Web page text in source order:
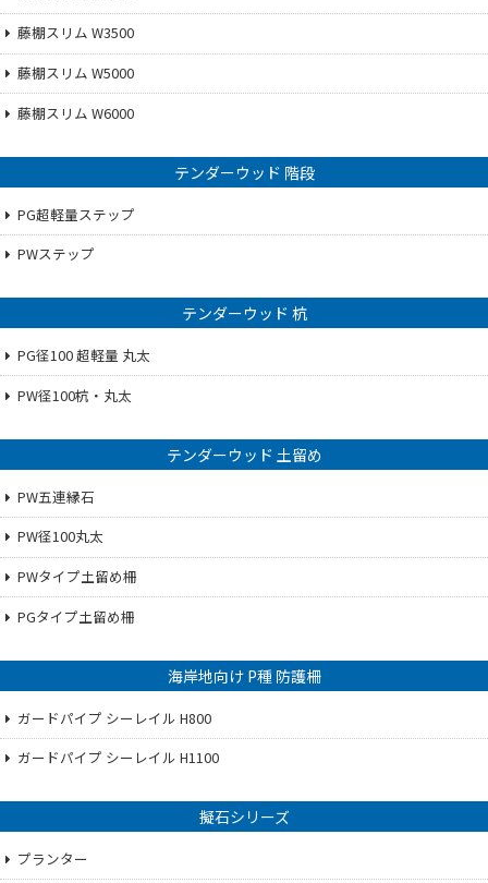
藤棚スリム W3500
藤棚スリム W5000
藤棚スリム W6000
テンダーウッド 階段
PG超軽量ステップ
PWステップ
テンダーウッド 杭
PG径100 超軽量 丸太
PW径100杭・丸太
テンダーウッド 土留め
PW五連縁石
PW径100丸太
PWタイプ土留め柵
PGタイプ土留め柵
海岸地向け P種 防護柵
ガードパイプ シーレイル H800
ガードパイプ シーレイル H1100
擬石シリーズ
プランター